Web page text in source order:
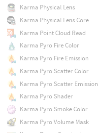
Karma Physical Lens
Karma Physical Lens Core
Karma Point Cloud Read
Karma Pyro Fire Color
Karma Pyro Fire Emission
Karma Pyro Scatter Color
Karma Pyro Scatter Emission
Karma Pyro Shader
Karma Pyro Smoke Color
Karma Pyro Volume Mask